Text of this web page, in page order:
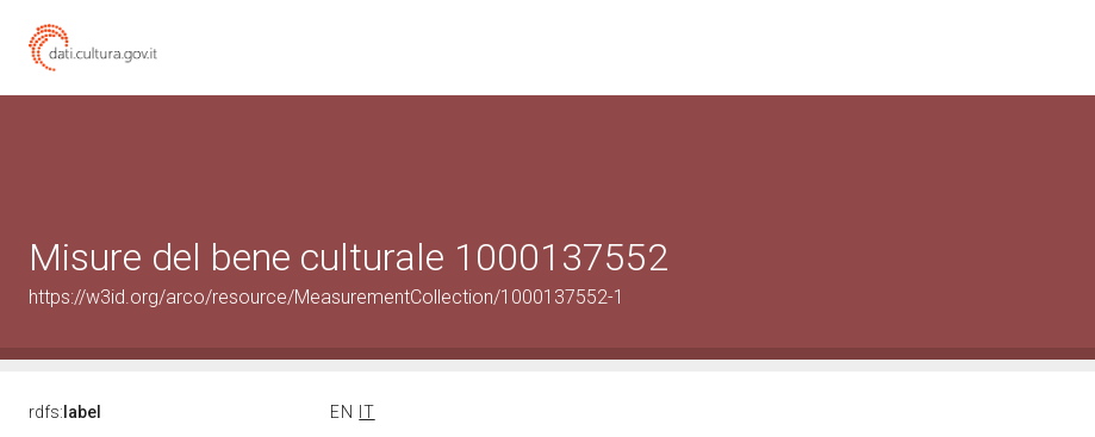
Misure del bene culturale 1000137552
https://w3id.org/arco/resource/MeasurementCollection/1000137552-1
rdfs: label EN
IT